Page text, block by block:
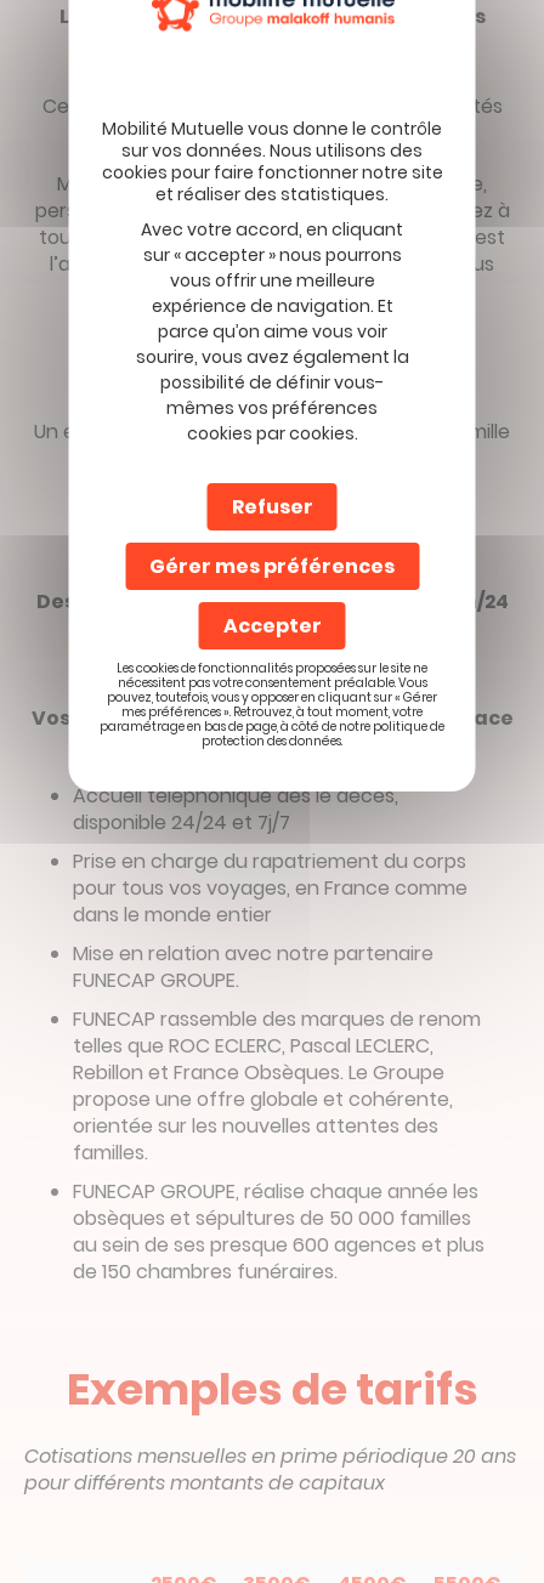
Le service Dépôt et Gestion des Volontés
Ce service vous permet de déposer vos volontés
concernant vos obsèques :
Mode et lieu de sépulture, type de cérémonie,
personne à prévenir… Bien entendu, vous pouvez à
tout moment les modifier. Pour votre famille c’est
l’assurance d’être en accord avec ce que vous
souhaitiez.
Le service Inmemori
Un espace privé en ligne qui permet à votre famille
hommage et commémorer.
Des services d’assistance accessibles 24h/24
et 7j/7
Vos proches bénéficient d’un soutien efficace
dans ces moments difficiles
Accueil téléphonique dès le décès,
disponible 24/24 et 7j/7
Prise en charge du rapatriement du corps
pour tous vos voyages, en France comme
dans le monde entier
Mise en relation avec notre partenaire
FUNECAP GROUPE.
FUNECAP rassemble des marques de renom
telles que ROC ECLERC, Pascal LECLERC,
Rebillon et France Obsèques. Le Groupe
propose une offre globale et cohérente,
orientée sur les nouvelles attentes des
familles.
FUNECAP GROUPE, réalise chaque année les
obsèques et sépultures de 50 000 familles
au sein de ses presque 600 agences et plus
de 150 chambres funéraires.
Exemples de tarifs
Cotisations mensuelles en prime périodique 20 ans
pour différents montants de capitaux
Avec votre accord, en cliquant
sur « accepter » nous pourrons
vous offrir une meilleure
expérience de navigation. Et
parce qu’on aime vous voir
sourire, vous avez également la
possibilité de définir vous-
mêmes vos préférences
cookies par cookies.
Refuser
Gérer mes préférences
Accepter
Les cookies de fonctionnalités proposées sur le site ne
nécessitent pas votre consentement préalable. Vous
pouvez, toutefois, vous y opposer en cliquant sur « Gérer
mes préférences ». Retrouvez, à tout moment, votre
paramétrage en bas de page, à côté de notre politique de
protection des données.